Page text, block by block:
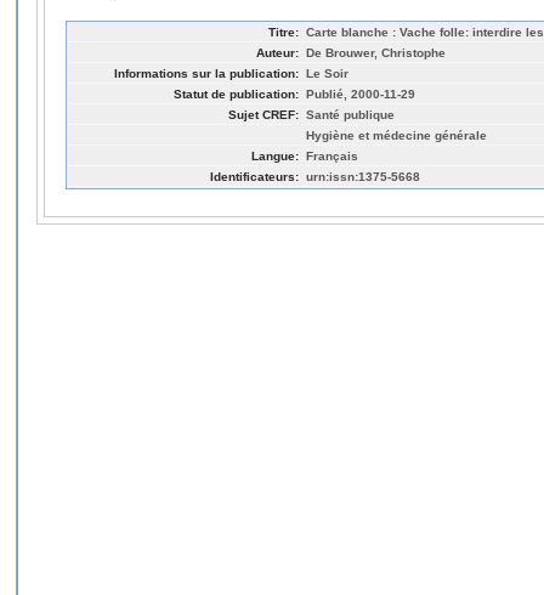
Titre: Carte blanche : Vache folle: interdire
Auteur: De Brouwer, Christophe
Informations sur la publication: Le Soir
Statut de publication: Publié, 2000-11-29
Sujet CREF: Santé publique
Hygiène et médecine générale
Langue: Français
Identificateurs: urn:issn:1375-5668